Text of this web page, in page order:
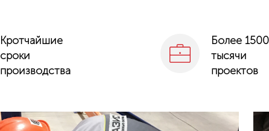
Кротчайшие
сроки
производства
Более 1500
тысячи
проектов